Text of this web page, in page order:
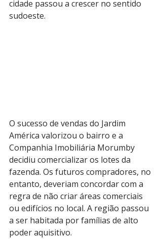
cidade passou a crescer no sentido
sudoeste.
O sucesso de vendas do Jardim
América valorizou o bairro e a
Companhia Imobiliária Morumby
decidiu comercializar os lotes da
fazenda. Os futuros compradores, no
entanto, deveriam concordar com a
regra de não criar áreas comerciais
ou edifícios no local. A região passou
a ser habitada por famílias de alto
poder aquisitivo.